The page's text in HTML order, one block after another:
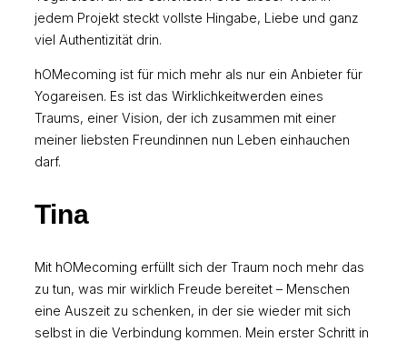
jedem Projekt steckt vollste Hingabe, Liebe und ganz
viel Authentizität drin.
hOMecoming ist für mich mehr als nur ein Anbieter für
Yogareisen. Es ist das Wirklichkeitwerden eines
Traums, einer Vision, der ich zusammen mit einer
meiner liebsten Freundinnen nun Leben einhauchen
darf.
Tina
Mit hOMecoming erfüllt sich der Traum noch mehr das
zu tun, was mir wirklich Freude bereitet – Menschen
eine Auszeit zu schenken, in der sie wieder mit sich
selbst in die Verbindung kommen. Mein erster Schritt in